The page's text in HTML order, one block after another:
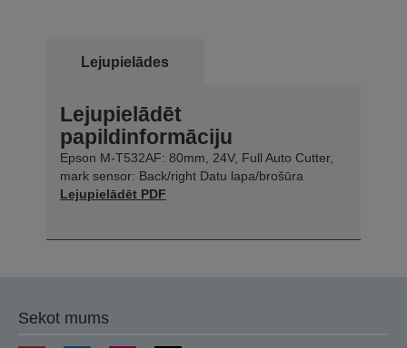
Lejupielādes
Lejupielādēt
papildinformāciju
Epson M-T532AF: 80mm, 24V, Full Auto Cutter,
mark sensor: Back/right Datu lapa/brošūra
Lejupielādēt PDF
Sekot mums